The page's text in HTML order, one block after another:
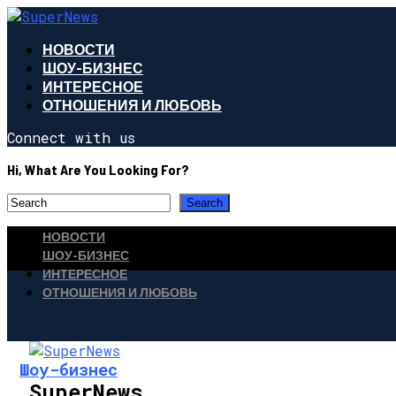
НОВОСТИ
ШОУ-БИЗНЕС
ИНТЕРЕСНОЕ
ОТНОШЕНИЯ И ЛЮБОВЬ
Connect with us
Hi, What Are You Looking For?
НОВОСТИ
ШОУ-БИЗНЕС
ИНТЕРЕСНОЕ
ОТНОШЕНИЯ И ЛЮБОВЬ
Шоу-бизнес